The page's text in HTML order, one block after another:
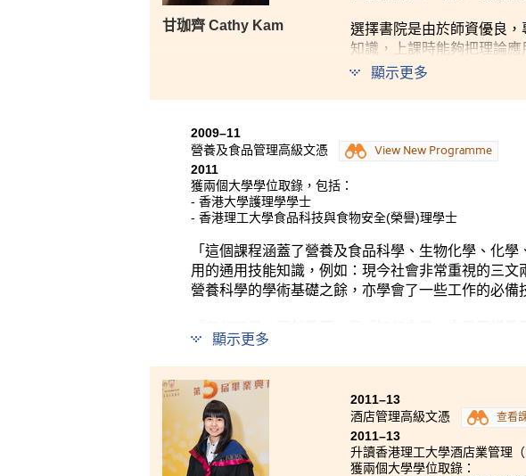
甘珈齊 Cathy Kam
選擇書院是由於師資優良
知識，上課時能夠把理論
意利用課餘時間跟我們溝通
顯示更多
2009–11
營養及食品管理高級文憑
View New Programme
2011
獲兩個大學學位取錄，包括：
- 香港大學護理學學士
- 香港理工大學食品科技與食物安全(榮譽)理學士
「這個課程涵蓋了營養及食品科學、生物化學、化
用的通用技能知識，例如：現今社會非常重視的三
營養科學的學術基礎之餘，亦學會了一些工作的必備
學任教，教學質素毋庸置疑。優良的師資，配合互
的知識和理論，並且能夠學以致用。此外，我們亦
（香港）有限公司，進一步理解書本上的理論是如何
得多，大大提高了我的學習興趣。」
顯示更多
2011–13
酒店管理高級文憑
查看
2011–13
升讀香港理工大學酒店業管理
獲兩個大學學位取錄：